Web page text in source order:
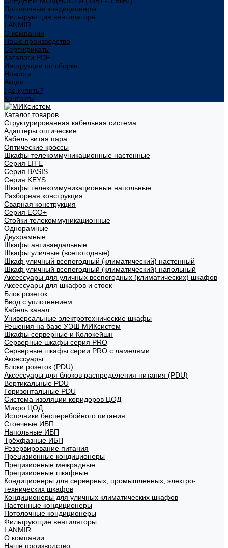
Потолочные кондиционеры
Фильтрующие вентиляторы
LANMIR
О компании
Наше производство
Сертификаты
Каталоги PDF
Инструкции по сборке
Новости
Акции
Где купить?
Контакты
Каталог товаров
Структурированная кабельная система
Адаптеры оптические
Кабель витая пара
Оптические кроссы
Шкафы телекоммуникационные настенные
Cерия LITE
Cерия BASIS
Cерия KEYS
Шкафы телекоммуникационные напольные
Разборная конструкция
Сварная конструкция
Серия ECO+
Стойки телекоммуникационные
Однорамные
Двухрамные
Шкафы антивандальные
Шкафы уличные (всепогодные)
Шкаф уличный всепогодный (климатический) настенный
Шкаф уличный всепогодный (климатический) напольный
Аксессуары для уличных всепогодных (климатических) шкафов
Аксессуары для шкафов и стоек
Блок розеток
Ввод с уплотнением
Кабель канал
Универсальные электротехнические шкафы
Решения на базе УЭШ МИКсистем
Шкафы серверные и Колокейшн
Серверные шкафы серия PRO
Серверные шкафы серии PRO с ламелями
Аксессуары
Блоки розеток (PDU)
Аксессуары для блоков распределения питания (PDU)
Вертикальные PDU
Горизонтальные PDU
Система изоляции коридоров ЦОД
Микро ЦОД
Источники бесперебойного питания
Стоечные ИБП
Напольные ИБП
Трёхфазные ИБП
Резервирование питания
Прецизионные кондиционеры
Прецизионные межрядные
Прецизионные шкафные
Кондиционеры для серверных, промышленных, электро-
технических шкафов
Кондиционеры для уличных климатических шкафов
Настенные кондиционеры
Потолочные кондиционеры
Фильтрующие вентиляторы
LANMIR
О компании
Наше производство